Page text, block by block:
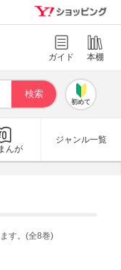
ガイド 本棚
初めて
んが
ジャンル一覧
す。(全8巻)